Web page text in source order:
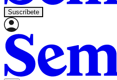
Suscríbete